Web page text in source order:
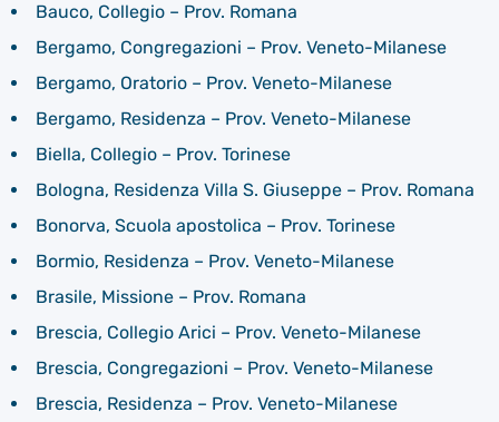
Bauco, Collegio – Prov. Romana
Bergamo, Congregazioni – Prov. Veneto-Milanese
Bergamo, Oratorio – Prov. Veneto-Milanese
Bergamo, Residenza – Prov. Veneto-Milanese
Biella, Collegio – Prov. Torinese
Bologna, Residenza Villa S. Giuseppe – Prov. Romana
Bonorva, Scuola apostolica – Prov. Torinese
Bormio, Residenza – Prov. Veneto-Milanese
Brasile, Missione – Prov. Romana
Brescia, Collegio Arici – Prov. Veneto-Milanese
Brescia, Congregazioni – Prov. Veneto-Milanese
Brescia, Residenza – Prov. Veneto-Milanese